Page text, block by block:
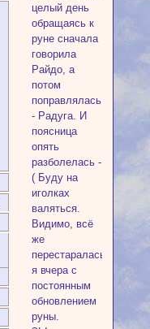
целый день
обращаясь к
руне сначала
говорила
Райдо, а
потом
поправлялась
- Радуга. И
поясница
опять
разболелась -
( Буду на
иголках
валяться.
Видимо, всё
же
перестаралась
я вчера с
постоянным
обновлением
руны.